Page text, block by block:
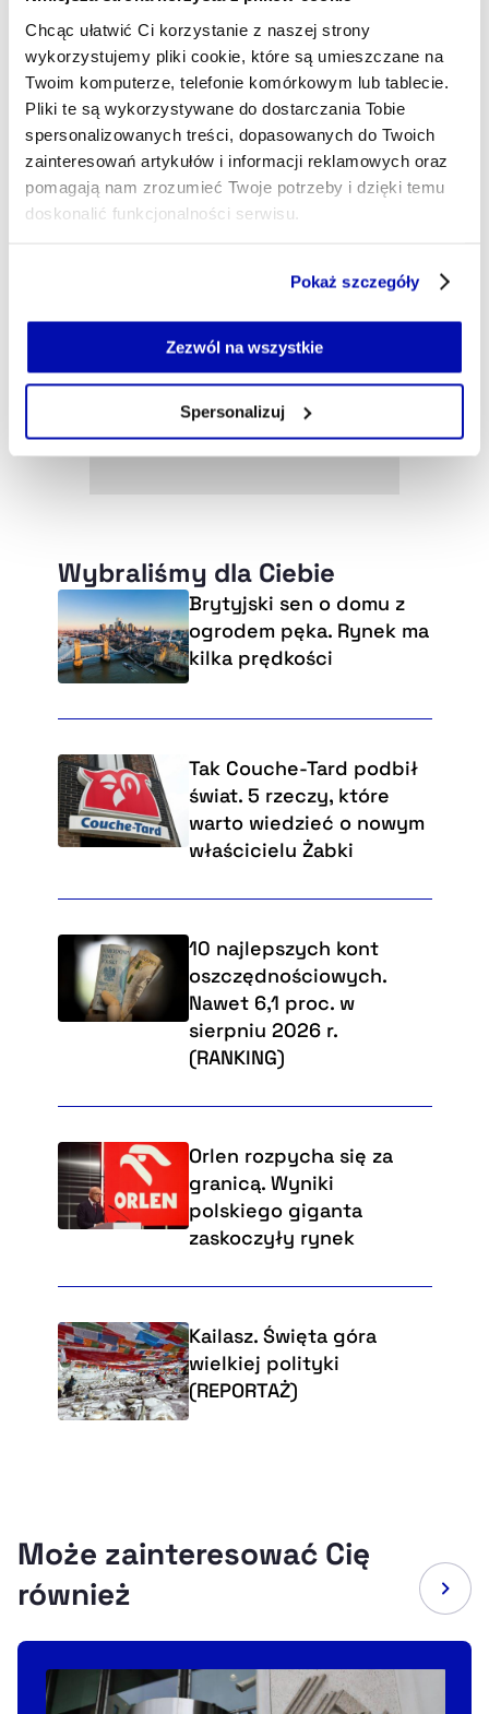
Chcąc ułatwić Ci korzystanie z naszej strony
wykorzystujemy pliki cookie, które są umieszczane na
Twoim komputerze, telefonie komórkowym lub tablecie.
Pliki te są wykorzystywane do dostarczania Tobie
spersonalizowanych treści, dopasowanych do Twoich
zainteresowań artykułów i informacji reklamowych oraz
pomagają nam zrozumieć Twoje potrzeby i dzięki temu
doskonalić funkcjonalności serwisu.
Jeżeli nie wyrażasz zgody na zapisywanie plików cookie,
możesz łatwo zarządzać swoimi uprawnieniami, np. we
własnej przeglądarce internetowej lub po wybraniu opcji
Pokaż szczegóły
Zezwól na wszystkie
Spersonalizuj
Wybraliśmy dla Ciebie
Brytyjski sen o domu z
ogrodem pęka. Rynek ma
kilka prędkości
Tak Couche-Tard podbił
świat. 5 rzeczy, które
warto wiedzieć o nowym
właścicielu Żabki
10 najlepszych kont
oszczędnościowych.
Nawet 6,1 proc. w
sierpniu 2026 r.
(RANKING)
Orlen rozpycha się za
granicą. Wyniki
polskiego giganta
zaskoczyły rynek
Kailasz. Święta góra
wielkiej polityki
(REPORTAŻ)
wędrówki i muzyka rockowa ubiegłego stulecia. W
wolnym czasie zgłębiam wiedzę na temat historii
myśli ekonomicznej.
katarzyna.witwicka-jurek@xyz.pl
Może zainteresować Cię
również